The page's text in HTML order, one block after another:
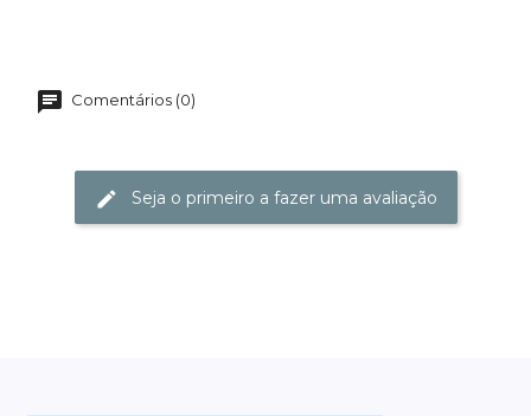
Comentários (0)
Seja o primeiro a fazer uma avaliação